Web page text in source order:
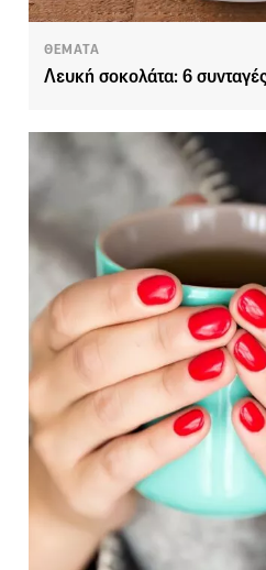
ΘΕΜΑΤΑ
Λευκή σοκολάτα: 6